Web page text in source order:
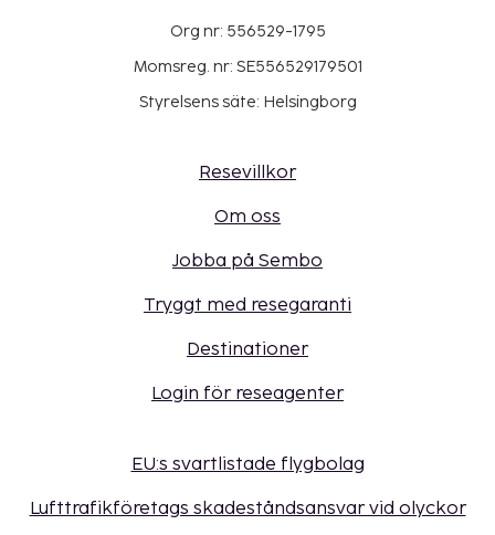
Org nr: 556529-1795
Momsreg. nr: SE556529179501
Styrelsens säte: Helsingborg
Resevillkor
Om oss
Jobba på Sembo
Tryggt med resegaranti
Destinationer
Login för reseagenter
EU:s svartlistade flygbolag
Lufttrafikföretags skadeståndsansvar vid olyckor